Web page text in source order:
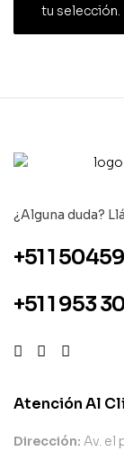
tu selección.
¿Alguna duda?
+51 1
+51 1 953
Atención Al
Dirección: Av. el